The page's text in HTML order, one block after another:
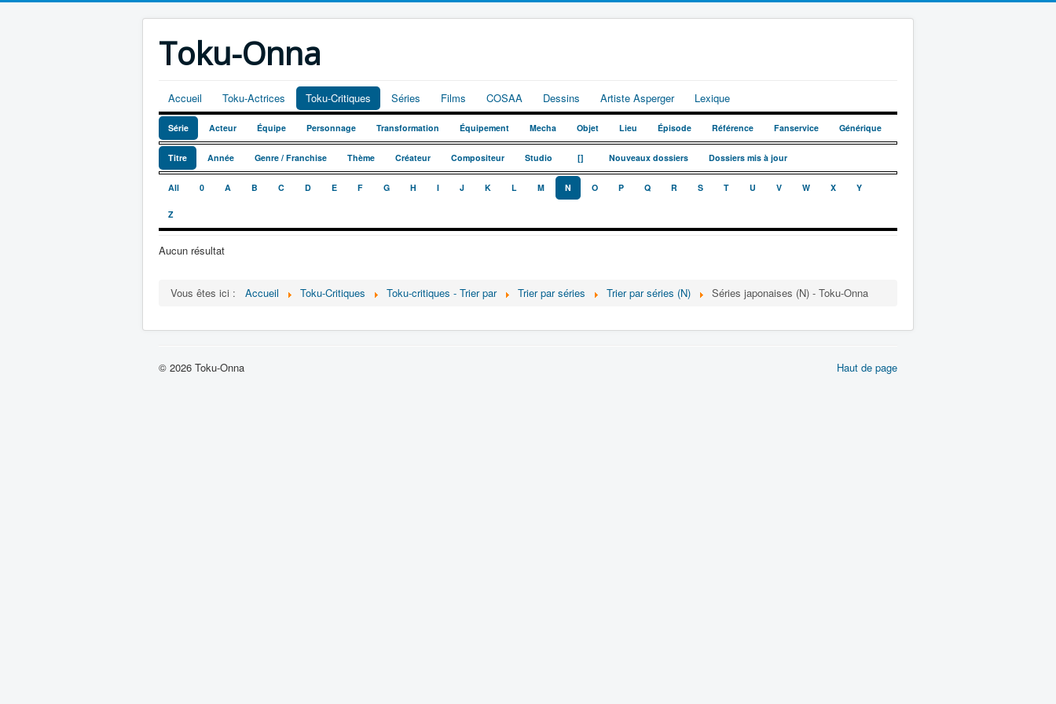
Toku-Onna
Accueil Toku-Actrices Toku-Critiques Séries Films COSAA Dessins Artiste Asperger Lexique
Série Acteur Équipe Personnage Transformation Équipement Mecha Objet Lieu Épisode Référence Fanservice Générique
Titre Année Genre / Franchise Thème Créateur Compositeur Studio [] Nouveaux dossiers Dossiers mis à jour
All 0 A B C D E F G H I J K L M N O P Q R S T U V W X Y
Z
Aucun résultat
Vous êtes ici : Accueil Toku-Critiques Toku-critiques - Trier par Trier par séries Trier par séries (N) Séries japonaises (N) - Toku-Onna
Haut de page
© 2026 Toku-Onna